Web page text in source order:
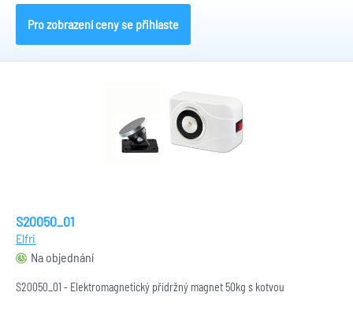
Pro zobrazení ceny se přihlaste
S20050_01
Elfri
Na objednání
S20050_01 - Elektromagnetický přídržný magnet 50kg s kotvou